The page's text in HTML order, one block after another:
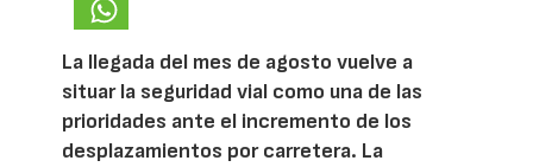
La llegada del mes de agosto vuelve a
situar la seguridad vial como una de las
prioridades ante el incremento de los
desplazamientos por carretera. La